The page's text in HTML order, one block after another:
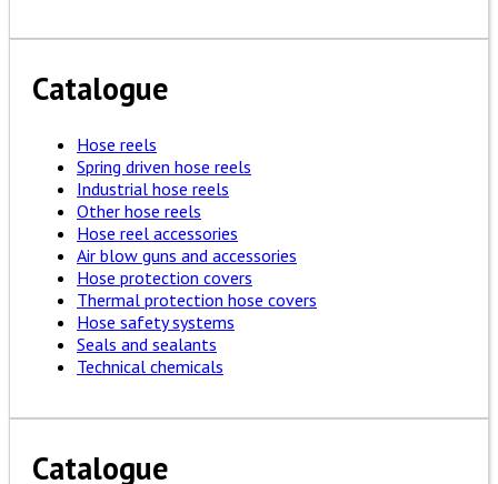
Catalogue
Hose reels
Spring driven hose reels
Industrial hose reels
Other hose reels
Hose reel accessories
Air blow guns and accessories
Hose protection covers
Thermal protection hose covers
Hose safety systems
Seals and sealants
Technical chemicals
Catalogue